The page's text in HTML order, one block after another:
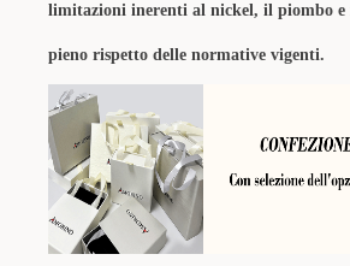
limitazioni inerenti al nickel, il piombo e
pieno rispetto delle normative vigenti.